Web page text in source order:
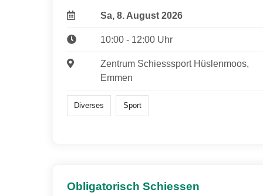
Sa, 8. August 2026
10:00 - 12:00 Uhr
Zentrum Schiesssport Hüslenmoos,
Emmen
Diverses Sport
Obligatorisch Schiessen